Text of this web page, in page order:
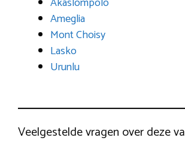
Ameglia
Mont Choisy
Lasko
Urunlu
Veelgestelde vragen over deze